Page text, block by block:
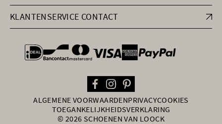
KLANTENSERVICE CONTACT
general.paymentOptions
ALGEMENE VOORWAARDENPRIVACYCOOKIES
TOEGANKELIJKHEIDSVERKLARING
© 2026 SCHOENEN VAN LOOCK